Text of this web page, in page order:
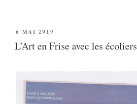
6 MAI 2019
L’Art en Frise avec les écoliers